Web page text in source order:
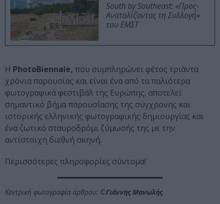
South by Southeast: «Προς-
Ανατολίζοντας τη Συλλογή»
του ΕΜΣΤ
Η PhotoΒiennale, που συμπληρώνει φέτος τριάντα
χρόνια παρουσίας και είναι ένα από τα παλιότερα
φωτογραφικά φεστιβάλ της Ευρώπης, αποτελεί
σημαντικό βήμα παρουσίασης της σύγχρονης και
ιστορικής ελληνικής φωτογραφικής δημιουργίας και
ένα ζωτικό σταυροδρόμι ζύμωσής της με την
αντίστοιχη διεθνή σκηνή.
Περισσότερες πληροφορίες σύντομα!
Κεντρική φωτογραφία άρθρου: ©Γιάννης Μανωλής